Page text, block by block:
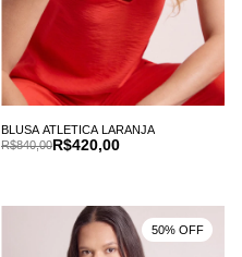
BLUSA ATLETICA LARANJA
R$420,00
R$840,00
50% OFF